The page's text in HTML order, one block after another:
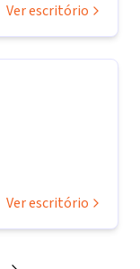
Ver escritório
Ver escritório